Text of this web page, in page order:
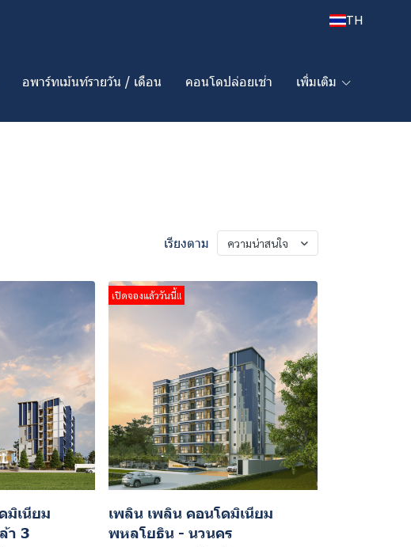
TH
อพาร์ทเม้นท์รายวัน / เดือน คอนโดปล่อยเช่า เพิ่มเติม
เรียงตาม ความน่าสนใจ
มิเนียม
า 3
เปิดจองแล้ววันนี้!!
เพลิน เพลิน คอนโดมิเนียม
พหลโยธิน - นวนคร